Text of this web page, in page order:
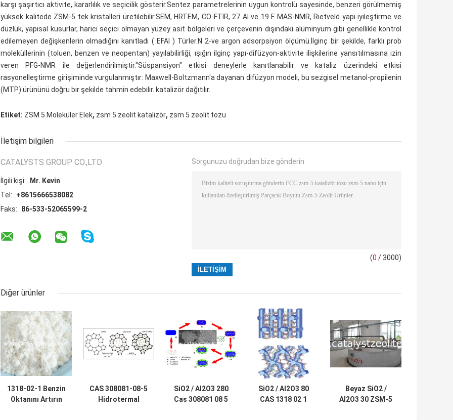
karşı şaşırtıcı aktivite, kararlılık ve seçicilik gösterir.Sentez parametrelerinin uygun kontrolü sayesinde, benzeri görülmemiş
yüksek kalitede ZSM-5 tek kristalleri üretilebilir.SEM, HRTEM, CO-FTIR, 27 Al ve 19 F MAS-NMR, Rietveld yapı iyileştirme ve
düzlük, yapısal kusurlar, harici seçici olmayan yüzey asit bölgeleri ve çerçevenin dışındaki alüminyum gibi genellikle kontrol
edilemeyen değişkenlerin olmadığını kanıtladı ( EFAl ) Türler.N 2-ve argon adsorpsiyon ölçümü.İlginç bir şekilde, farklı prob
moleküllerinin (toluen, benzen ve neopentan) yayılabilirliği, ışığın ilginç yapı-difüzyon-aktivite ilişkilerine yansıtılmasına izin
veren PFG-NMR ile değerlendirilmiştir."Süspansiyon" etkisi deneylerle kanıtlanabilir ve kataliz üzerindeki etkisi
rasyonelleştirme girişiminde vurgulanmıştır: Maxwell-Boltzmann'a dayanan difüzyon modeli, bu sezgisel metanol-propilenin
(MTP) ürününü doğru bir şekilde tahmin edebilir. katalizör dağıtılır.
Etiket: ZSM 5 Moleküler Elek, zsm 5 zeolit ​​katalizör, zsm 5 zeolit ​​tozu
İletişim bilgileri
CATALYSTS GROUP CO.,LTD
İlgili kişi:
Mr. Kevin
Tel:
+8615666538082
Faks:
86-533-52065599-2
Sorgunuzu doğrudan bize gönderin
(0 / 3000)
Diğer ürünler
1318-02-1 Benzin
Oktanını Artırın
CAS 308081-08-5
Hidrotermal
SiO2 / Al2O3 280
Cas 308081 08 5
SiO2 / Al2O3 80
CAS 1318 02 1
Beyaz SiO2 /
Al2O3 30 ZSM-5